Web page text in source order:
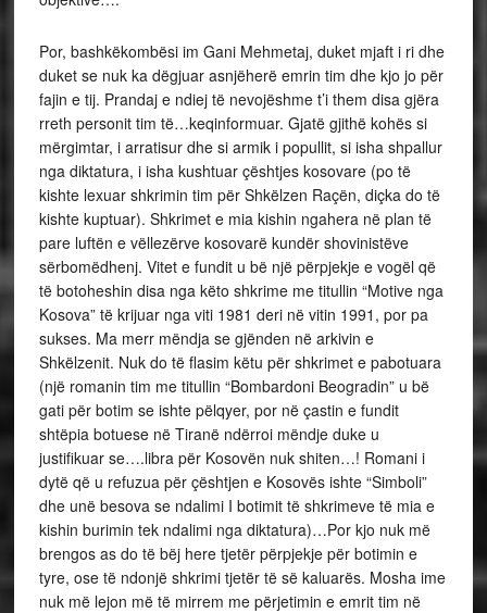
Por, bashkëkombësi im Gani Mehmetaj, duket mjaft i ri dhe
duket se nuk ka dëgjuar asnjëherë emrin tim dhe kjo jo për
fajin e tij. Prandaj e ndiej të nevojëshme t’i them disa gjëra
rreth personit tim të…keqinformuar. Gjatë gjithë kohës si
mërgimtar, i arratisur dhe si armik i popullit, si isha shpallur
nga diktatura, i isha kushtuar çështjes kosovare (po të
kishte lexuar shkrimin tim për Shkëlzen Raçën, diçka do të
kishte kuptuar). Shkrimet e mia kishin ngahera në plan të
pare luftën e vëllezërve kosovarë kundër shovinistëve
sërbomëdhenj. Vitet e fundit u bë një përpjekje e vogël që
të botoheshin disa nga këto shkrime me titullin “Motive nga
Kosova” të krijuar nga viti 1981 deri në vitin 1991, por pa
sukses. Ma merr mëndja se gjënden në arkivin e
Shkëlzenit. Nuk do të flasim këtu për shkrimet e pabotuara
(një romanin tim me titullin “Bombardoni Beogradin” u bë
gati për botim se ishte pëlqyer, por në çastin e fundit
shtëpia botuese në Tiranë ndërroi mëndje duke u
justifikuar se….libra për Kosovën nuk shiten…! Romani i
dytë që u refuzua për çështjen e Kosovës ishte “Simboli”
dhe unë besova se ndalimi I botimit të shkrimeve të mia e
kishin burimin tek ndalimi nga diktatura)…Por kjo nuk më
brengos as do të bëj here tjetër përpjekje për botimin e
tyre, ose të ndonjë shkrimi tjetër të së kaluarës. Mosha ime
nuk më lejon më të mirrem me përjetimin e emrit tim në